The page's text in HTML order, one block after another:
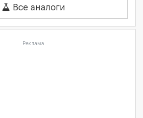
Все аналоги
Реклама